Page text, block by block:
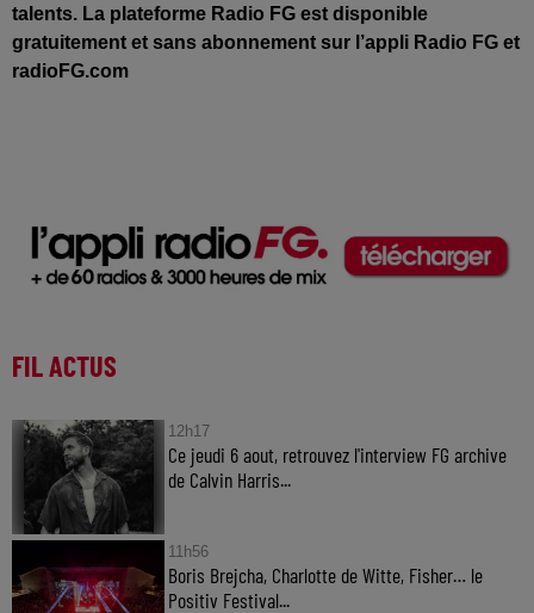
talents. La plateforme Radio FG est disponible
gratuitement et sans abonnement sur l’appli Radio FG et
radioFG.com
FIL ACTUS
12h17
Ce jeudi 6 aout, retrouvez l'interview FG archive
de Calvin Harris...
11h56
Boris Brejcha, Charlotte de Witte, Fisher… le
Positiv Festival...